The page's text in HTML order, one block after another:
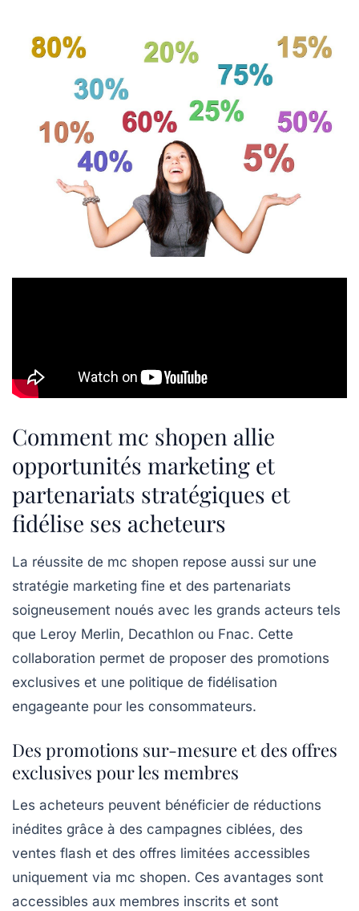
Comment mc shopen allie
opportunités marketing et
partenariats stratégiques et
fidélise ses acheteurs
La réussite de mc shopen repose aussi sur une
stratégie marketing fine et des partenariats
soigneusement noués avec les grands acteurs tels
que Leroy Merlin, Decathlon ou Fnac. Cette
collaboration permet de proposer des promotions
exclusives et une politique de fidélisation
engageante pour les consommateurs.
Des promotions sur-mesure et des offres
exclusives pour les membres
Les acheteurs peuvent bénéficier de réductions
inédites grâce à des campagnes ciblées, des
ventes flash et des offres limitées accessibles
uniquement via mc shopen. Ces avantages sont
accessibles aux membres inscrits et sont